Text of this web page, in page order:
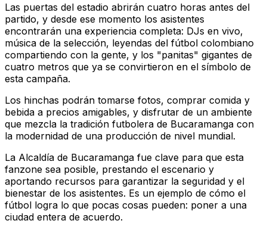
Las puertas del estadio abrirán cuatro horas antes del
partido, y desde ese momento los asistentes
encontrarán una experiencia completa: DJs en vivo,
música de la selección, leyendas del fútbol colombiano
compartiendo con la gente, y los "panitas" gigantes de
cuatro metros que ya se convirtieron en el símbolo de
esta campaña.
Los hinchas podrán tomarse fotos, comprar comida y
bebida a precios amigables, y disfrutar de un ambiente
que mezcla la tradición futbolera de Bucaramanga con
la modernidad de una producción de nivel mundial.
La Alcaldía de Bucaramanga fue clave para que esta
fanzone sea posible, prestando el escenario y
aportando recursos para garantizar la seguridad y el
bienestar de los asistentes. Es un ejemplo de cómo el
fútbol logra lo que pocas cosas pueden: poner a una
ciudad entera de acuerdo.